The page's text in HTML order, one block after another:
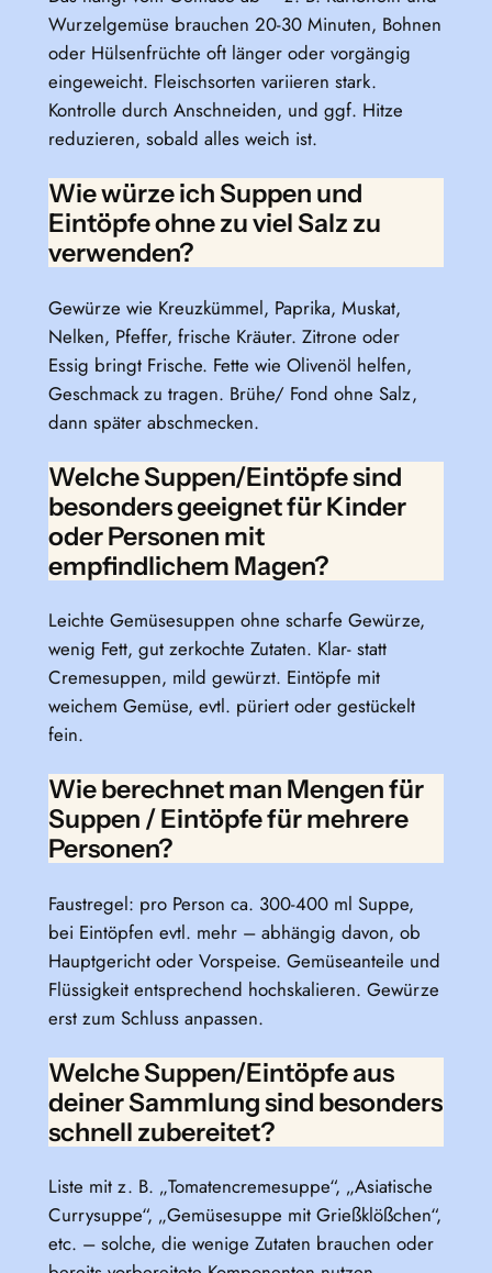
Wurzelgemüse brauchen 20-30 Minuten, Bohnen
oder Hülsenfrüchte oft länger oder vorgängig
eingeweicht. Fleischsorten variieren stark.
Kontrolle durch Anschneiden, und ggf. Hitze
reduzieren, sobald alles weich ist.
Wie würze ich Suppen und
Eintöpfe ohne zu viel Salz zu
verwenden?
Gewürze wie Kreuzkümmel, Paprika, Muskat,
Nelken, Pfeffer, frische Kräuter. Zitrone oder
Essig bringt Frische. Fette wie Olivenöl helfen,
Geschmack zu tragen. Brühe/ Fond ohne Salz,
dann später abschmecken.
Welche Suppen/Eintöpfe sind
besonders geeignet für Kinder
oder Personen mit
empfindlichem Magen?
Leichte Gemüsesuppen ohne scharfe Gewürze,
wenig Fett, gut zerkochte Zutaten. Klar- statt
Cremesuppen, mild gewürzt. Eintöpfe mit
weichem Gemüse, evtl. püriert oder gestückelt
fein.
Wie berechnet man Mengen für
Suppen / Eintöpfe für mehrere
Personen?
Faustregel: pro Person ca. 300-400 ml Suppe,
bei Eintöpfen evtl. mehr – abhängig davon, ob
Hauptgericht oder Vorspeise. Gemüseanteile und
Flüssigkeit entsprechend hochskalieren. Gewürze
erst zum Schluss anpassen.
Welche Suppen/Eintöpfe aus
deiner Sammlung sind besonders
schnell zubereitet?
Liste mit z. B. „Tomatencremesuppe“, „Asiatische
Currysuppe“, „Gemüsesuppe mit Grießklößchen“,
etc. – solche, die wenige Zutaten brauchen oder